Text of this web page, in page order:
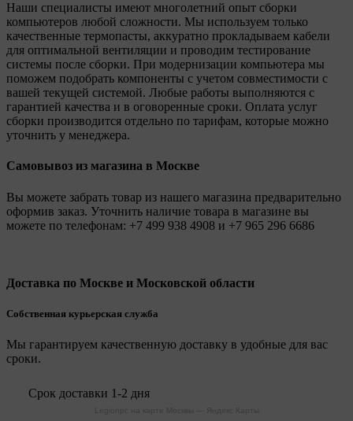
Наши специалисты имеют многолетний опыт сборки
компьютеров любой сложности. Мы используем только
качественные термопасты, аккуратно прокладываем кабели
для оптимальной вентиляции и проводим тестирование
системы после сборки. При модернизации компьютера мы
поможем подобрать компоненты с учетом совместимости с
вашей текущей системой. Любые работы выполняются с
гарантией качества и в оговоренные сроки. Оплата услуг
сборки производится отдельно по тарифам, которые можно
уточнить у менеджера.
Самовывоз из магазина в Москве
Вы можете забрать товар из нашего магазина предварительно
оформив заказ. Уточнить наличие товара в магазине вы
можете по телефонам: +7 499 938 4908 и +7 965 296 6686
Доставка по Москве и Московской области
Собственная курьерская служба
Мы гарантируем качественную доставку в удобные для вас
сроки.
Срок доставки 1-2 дня
Legionpc на карте Москвы — Яндекс Карты